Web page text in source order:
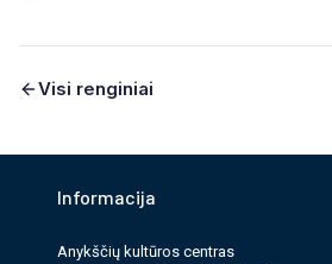
Visi renginiai
Informacija
Anykščių kultūros cen­tras